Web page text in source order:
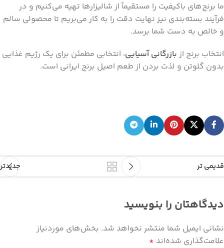
ما برنج‌های باکیفیت را مستقیماً از شالیزارها تهیه می‌کنیم و در
فرآیند بسته‌بندی نیز نهایت دقت را به کار می‌بریم تا محصولی سالم
و خالص به دست شما برسد.
انتخاب برنج از بازرگانی آسیایی، انتخابی مطمئن برای یک رژیم غذایی
بدون گلوتن و لذت بردن از طعم اصیل برنج ایرانی است.
جدیدتر قدیمی تر
دیدگاهتان را بنویسید
نشانی ایمیل شما منتشر نخواهد شد. بخش‌های موردنیاز
علامت‌گذاری شده‌اند *